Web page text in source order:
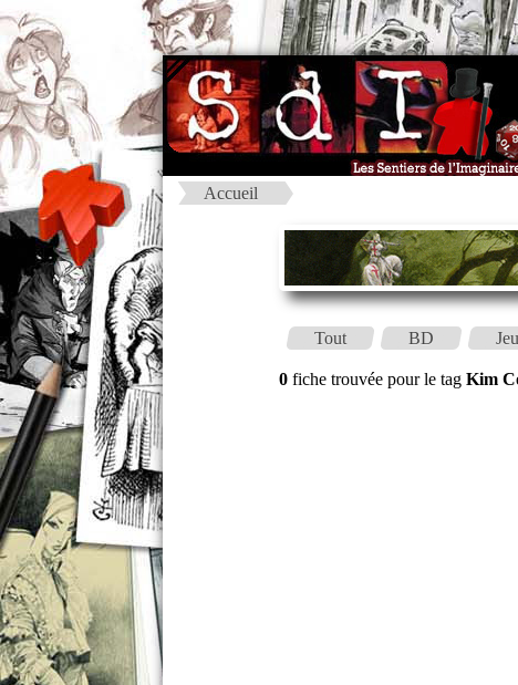
Accueil
Tout BD
0 fiche trouvée pour le tag Kim